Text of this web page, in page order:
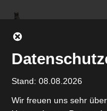
springen
Wolfenbüttel
WIR WERDEN NICHT NUR ÄLTER,
Stand: 08.08.2026
Wir freuen uns sehr